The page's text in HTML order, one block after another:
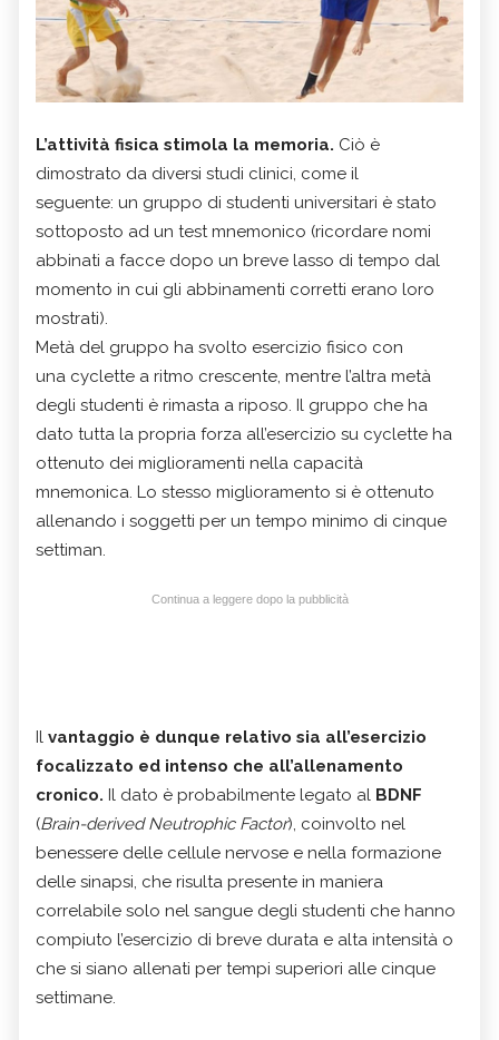
L’attività fisica stimola la memoria. Ciò è
dimostrato da diversi studi clinici, come il
seguente: un gruppo di studenti universitari è stato
sottoposto ad un test mnemonico (ricordare nomi
abbinati a facce dopo un breve lasso di tempo dal
momento in cui gli abbinamenti corretti erano loro
mostrati).
Metà del gruppo ha svolto esercizio fisico con
una cyclette a ritmo crescente, mentre l’altra metà
degli studenti è rimasta a riposo. Il gruppo che ha
dato tutta la propria forza all’esercizio su cyclette ha
ottenuto dei miglioramenti nella capacità
mnemonica. Lo stesso miglioramento si è ottenuto
allenando i soggetti per un tempo minimo di cinque
settiman.
Continua a leggere dopo la pubblicità
Il vantaggio è dunque relativo sia all’esercizio
focalizzato ed intenso che all’allenamento
cronico. Il dato è probabilmente legato al BDNF
(Brain-derived Neutrophic Factor), coinvolto nel
benessere delle cellule nervose e nella formazione
delle sinapsi, che risulta presente in maniera
correlabile solo nel sangue degli studenti che hanno
compiuto l’esercizio di breve durata e alta intensità o
che si siano allenati per tempi superiori alle cinque
settimane.